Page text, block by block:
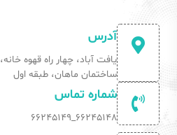
آدرس
یافت آباد، چهار راه قهوه خانه،
ساختمان ماهان، طبقه اول
شماره تماس
66245148_66245149